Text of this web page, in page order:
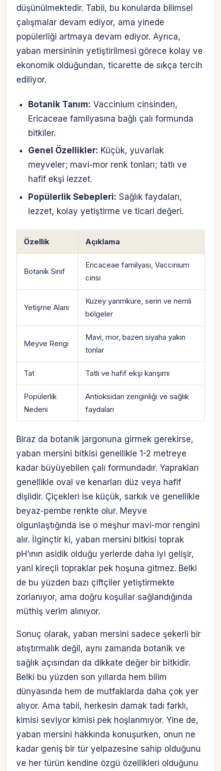
düşünülmektedir. Tabii, bu konularda bilimsel
çalışmalar devam ediyor, ama yinede
popülerliği artmaya devam ediyor. Ayrıca,
yaban mersininin yetiştirilmesi görece kolay ve
ekonomik olduğundan, ticarette de sıkça tercih
ediliyor.
Botanik Tanım: Vaccinium cinsinden,
Ericaceae familyasına bağlı çalı formunda
bitkiler.
Genel Özellikler: Küçük, yuvarlak
meyveler; mavi-mor renk tonları; tatlı ve
hafif ekşi lezzet.
Popülerlik Sebepleri: Sağlık faydaları,
lezzet, kolay yetiştirme ve ticari değeri.
Özellik Açıklama
Botanik Sınıf
Ericaceae familyası, Vaccinium
cinsi
Yetişme Alanı
Kuzey yarımküre, serin ve nemli
bölgeler
Meyve Rengi
Mavi, mor, bazen siyaha yakın
tonlar
Tat Tatlı ve hafif ekşi karışımı
Popülerlik
Nedeni
Antioksidan zenginliği ve sağlık
faydaları
Biraz da botanik jargonuna girmek gerekirse,
yaban mersini bitkisi genellikle 1-2 metreye
kadar büyüyebilen çalı formundadır. Yaprakları
genellikle oval ve kenarları düz veya hafif
dişlidir. Çiçekleri ise küçük, sarkık ve genellikle
beyaz-pembe renkte olur. Meyve
olgunlaştığında ise o meşhur mavi-mor rengini
alır. İlginçtir ki, yaban mersini bitkisi toprak
pH’ının asidik olduğu yerlerde daha iyi gelişir,
yani kireçli topraklar pek hoşuna gitmez. Belki
de bu yüzden bazı çiftçiler yetiştirmekte
zorlanıyor, ama doğru koşullar sağlandığında
müthiş verim alınıyor.
Sonuç olarak, yaban mersini sadece şekerli bir
atıştırmalık değil, aynı zamanda botanik ve
sağlık açısından da dikkate değer bir bitkidir.
Belki bu yüzden son yıllarda hem bilim
dünyasında hem de mutfaklarda daha çok yer
alıyor. Ama tabii, herkesin damak tadı farklı,
kimisi seviyor kimisi pek hoşlanmıyor. Yine de,
yaban mersini hakkında konuşurken, onun ne
kadar geniş bir tür yelpazesine sahip olduğunu
ve her türün kendine özgü özellikleri olduğunu